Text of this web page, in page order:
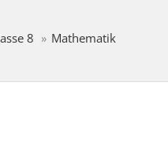
8
Mathematik